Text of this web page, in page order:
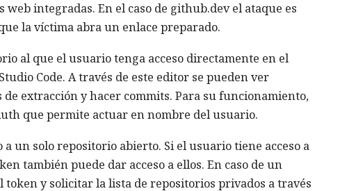
integradas. En el caso de github.dev el ataque es
la víctima abra un enlace preparado.
al que el usuario tenga acceso directamente en el
Code. A través de este editor se pueden ver
extracción y hacer commits. Para su funcionamiento,
que permite actuar en nombre del usuario.
un solo repositorio abierto. Si el usuario tiene acceso a
también puede dar acceso a ellos. En caso de un
token y solicitar la lista de repositorios privados a través